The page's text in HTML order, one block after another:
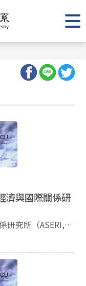
濟與國際關係研
研究所（ASERI,
並設有國際學生獎
申請。相關學程包